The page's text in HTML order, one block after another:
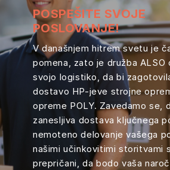
POSPEŠITE SVOJE
POSLOVANJE!
V današnjem hitrem svetu je
pomena, zato je družba ALSO
svojo logistiko, da bi
dostavo HP-jeve strojne
opreme POLY. Zavedamo se,
zanesljiva dostava ključnega
nemoteno delovanje vašega
našimi učinkovitimi storitvami
prepričani, da bodo vaša